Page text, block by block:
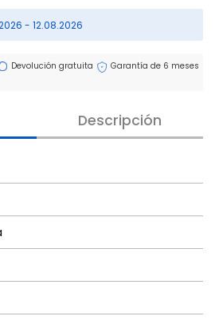
- 12.08.2026
Devolución gratuita Garantía de 6 meses
Descripción